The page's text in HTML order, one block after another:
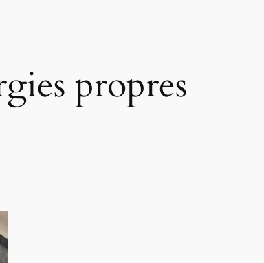
propres